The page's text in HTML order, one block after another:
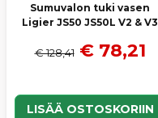
Sumuvalon tuki vasen
Ligier JS50 JS50L V2 & V3
€ 128,41 € 78,21
LISÄÄ OSTOSKORIIN